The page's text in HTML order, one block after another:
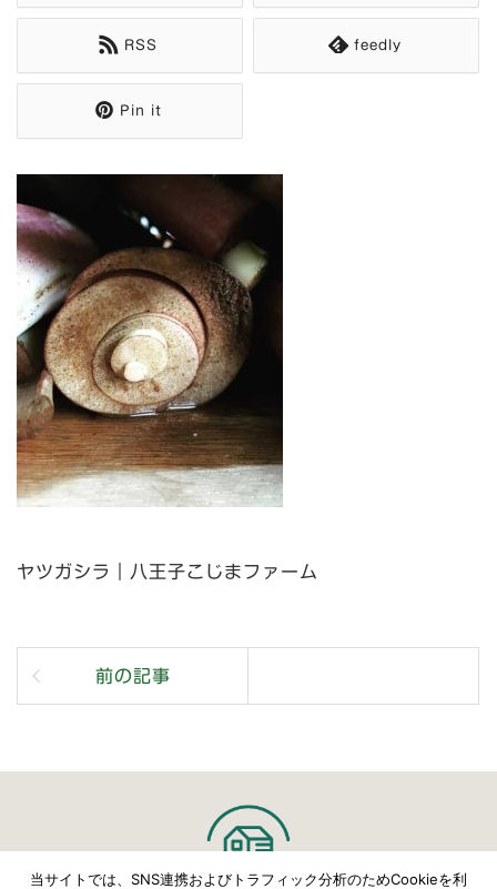
RSS feedly
Pin it
ヤツガシラ｜八王子こじまファーム
前の記事
当サイトでは、SNS連携およびトラフィック分析のためCookieを利